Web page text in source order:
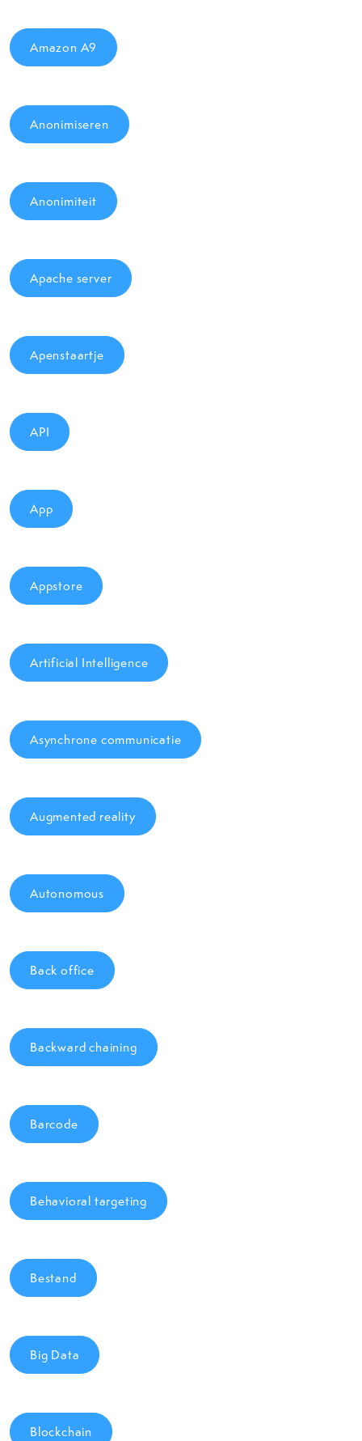
Amazon A9
Anonimiseren
Anonimiteit
Apache server
Apenstaartje
API
App
Appstore
Artificial Intelligence
Asynchrone communicatie
Augmented reality
Autonomous
Back office
Backward chaining
Barcode
Behavioral targeting
Bestand
Big Data
Blockchain